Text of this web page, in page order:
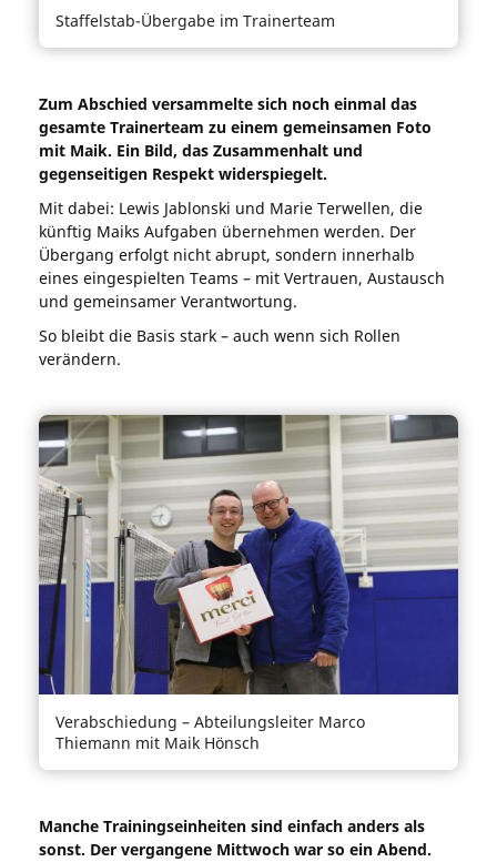
Staffelstab-Übergabe im Trainerteam
Zum Abschied versammelte sich noch einmal das
gesamte Trainerteam zu einem gemeinsamen Foto
mit Maik. Ein Bild, das Zusammenhalt und
gegenseitigen Respekt widerspiegelt.
Mit dabei: Lewis Jablonski und Marie Terwellen, die
künftig Maiks Aufgaben übernehmen werden. Der
Übergang erfolgt nicht abrupt, sondern innerhalb
eines eingespielten Teams – mit Vertrauen, Austausch
und gemeinsamer Verantwortung.
So bleibt die Basis stark – auch wenn sich Rollen
verändern.
Verabschiedung – Abteilungsleiter Marco
Thiemann mit Maik Hönsch
Manche Trainingseinheiten sind einfach anders als
sonst. Der vergangene Mittwoch war so ein Abend.